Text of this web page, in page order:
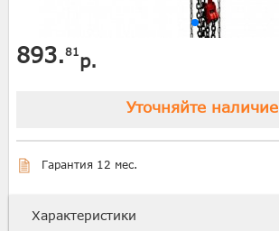
893.81р.
Уточняйте наличие
Гарантия 12 мес.
Характеристики